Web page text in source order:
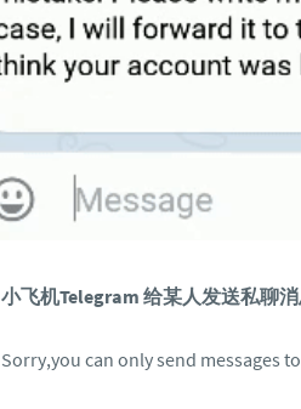
小飞机Telegram 给某人发送私聊
Sorry,you can only send messages